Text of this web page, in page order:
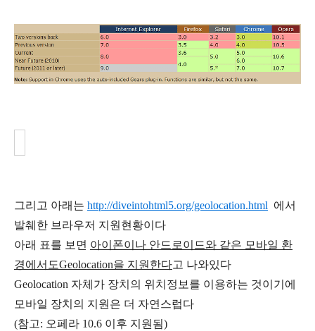
그리고 아래는 http://diveintohtml5.org/geolocation.html 에서
발췌한 브라우저 지원현황이다
아래 표를 보면 아이폰이나 안드로이드와 같은 모바일 환
경에서도Geolocation을 지원한다고 나와있다
Geolocation 자체가 장치의 위치정보를 이용하는 것이기에
모바일 장치의 지원은 더 자연스럽다
(참고: 오페라 10.6 이후 지원됨)